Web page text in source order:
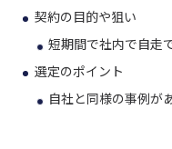
契約の目的や狙い
短期間で社内で自走
選定のポイント
自社と同様の事例が